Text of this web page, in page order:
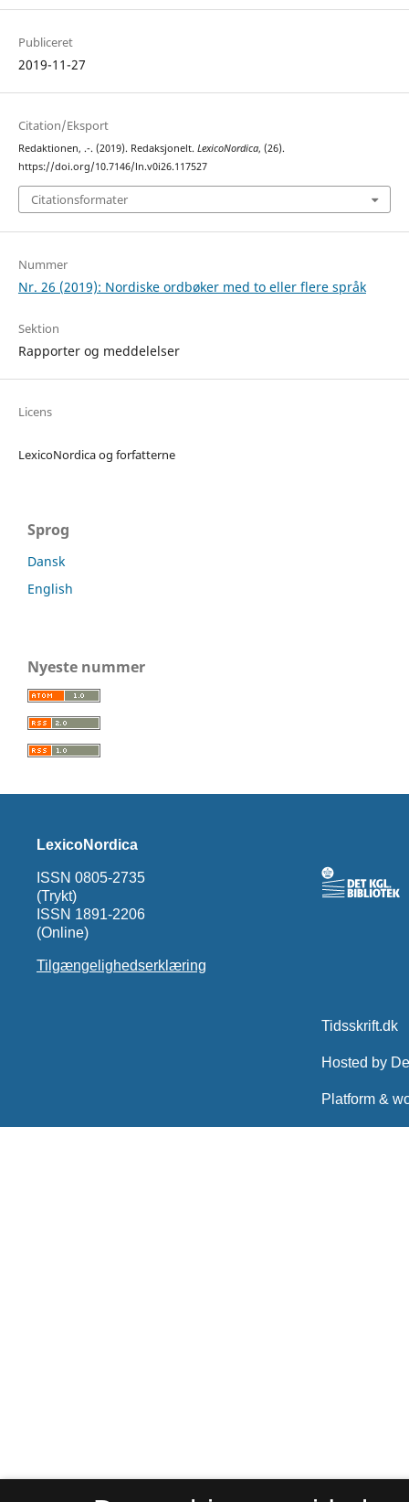
Publiceret
2019-11-27
Citation/Eksport
Redaktionen, .-. (2019). Redaksjonelt. LexicoNordica, (26).
https://doi.org/10.7146/ln.v0i26.117527
Citationsformater
Nummer
Nr. 26 (2019): Nordiske ordbøker med to eller flere språk
Sektion
Rapporter og meddelelser
Licens
LexicoNordica og forfatterne
Sprog
Dansk
English
Nyeste nummer
LexicoNordica
ISSN 0805-2735
(Trykt)
ISSN 1891-2206
(Online)
Tilgængelighedserklæring